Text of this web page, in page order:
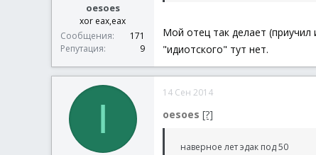
oesoes
xor eax,eax
Сообщения
171
Репутация
9
Мой отец так делает (приучил
"идиотского" тут нет.
I
14 Сен 2014
oesoes [?]
наверное лет эдак под 50